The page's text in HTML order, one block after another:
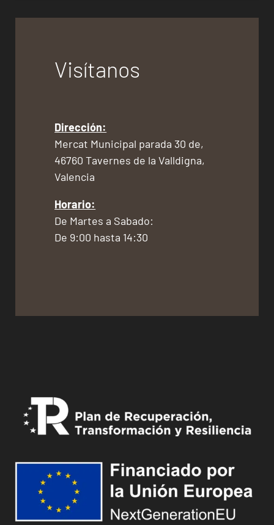
Visítanos
Dirección:
Mercat Municipal parada 30 de,
46760 Tavernes de la Valldigna,
Valencia
Horario:
De Martes a Sabado:
De 9:00 hasta 14:30